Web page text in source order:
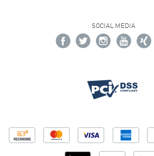
SOCIAL MEDIA